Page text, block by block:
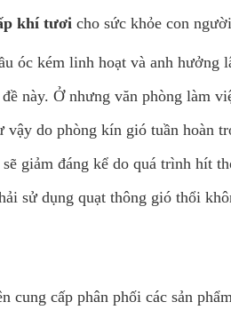
khí tươi cho sức khỏe con người
óc kém linh hoạt và anh hưởng
này. Ở nhưng văn phòng làm
do phòng kín gió tuần hoàn
giảm đáng kể do quá trình hít
sử dụng quạt thông gió thổi
cung cấp phân phối các sản